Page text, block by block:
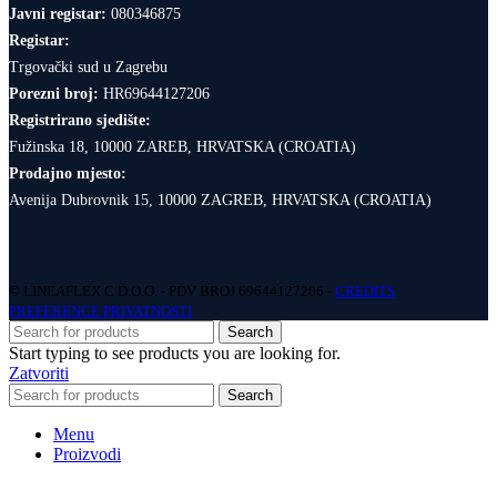
Javni registar: 080346875
Registar:
Trgovački sud u Zagrebu
Porezni broj: HR69644127206
Registrirano sjedište:
Fužinska 18, 10000 ZAREB, HRVATSKA (CROATIA)
Prodajno mjesto:
Avenija Dubrovnik 15, 10000 ZAGREB, HRVATSKA (CROATIA)
© LINEAFLEX C D.O.O. - PDV BROJ 69644127206 - CREDITS
PREFERENCE PRIVATNOSTI
Search
Start typing to see products you are looking for.
Zatvoriti
Search
Menu
Proizvodi